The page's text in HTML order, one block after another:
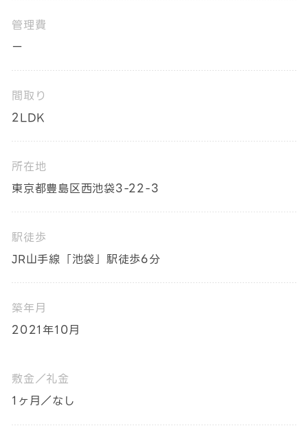
管理費
ー
間取り
2LDK
所在地
東京都豊島区西池袋3-22-3
駅徒歩
JR山手線「池袋」駅徒歩6分
築年月
2021年10月
敷金／礼金
1ヶ月／なし